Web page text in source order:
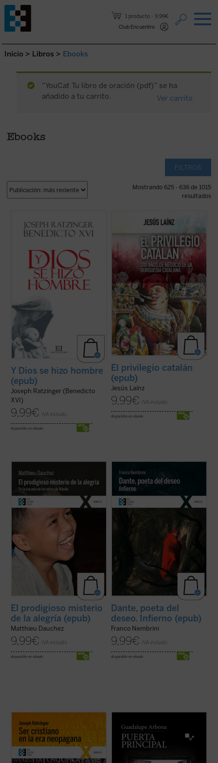
1 producto
9,99€
Club Encuentro
Saltar al contenido.
Inicio > Libros > Ebooks
“YouCat Tu libro de oración (pdf)” se ha
añadido a tu carrito.
Ver carrito
Ebooks
FILTROS
Mostrando 625 - 636 de 1015
resultados
algo de la alegría por la encarnación de
Dios, una alegría que me ha inspirado
siempre a mí mismo en la proclamación del
Joseph Ratzinger (Benedicto XVI)...(ver
Y Dios se hizo hombre
(epub)
Joseph Ratzinger (Benedicto
XVI)
9,99€ IVA incluido
disponible en ebook:
Según la elaboración histórica catalanista,
1714 significó el final de la soberanía
española. Sin embargo, fue precisamente
entonces cuando comenzó la prosperidad
de Cataluña, que pronto se destacaría ...
(ver ficha)
El privilegio catalán
(epub)
Jesús Laínz
9,99€ IVA incluido
disponible en ebook:
francés afincado en Filipinas, comparte
desde hace 20 años su vida con los niños
de la calle en Manila. En el segundo de sus
partícipes de un extraordinario ...
(ver
ficha)
El prodigioso misterio
de la alegría (epub)
Matthieu Dauchez
9,99€ IVA incluido
disponible en ebook:
Nembrini dedicada a esta gran obra de la
literatura universal, escrita en su tiempo
para que la leyera el pueblo, pero que en la
ámbito de los eruditos y ...
(ver ficha)
Dante, poeta del
deseo. Infierno (epub)
Franco Nembrini
9,99€ IVA incluido
disponible en ebook:
entrevistas llevadas a cabo por Joseph
Ratzinger ---hoy el papa emérito Benedicto
XVI--- durante su periodo como Prefecto
de la Congregación para la Doctrina de la
Fe, cargo que ocupó desde el año 1981 ...
(ver ficha)
que recoge lo que su autora observa,
siente y piensa a lo largo de unos intensos
meses que, marcados por la enfermedad,
le permiten tener una mirada transparente